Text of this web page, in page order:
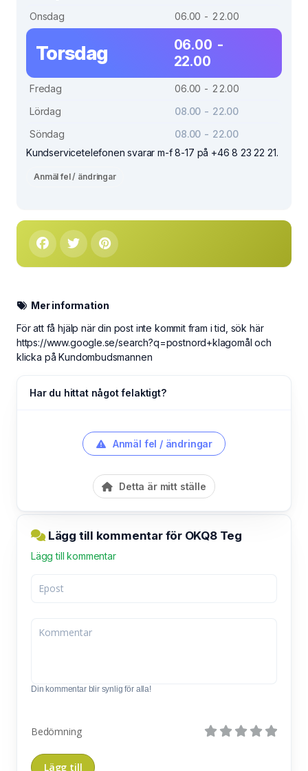
Onsdag
06.00 - 22.00
Torsdag
06.00 -
22.00
Fredag
06.00 - 22.00
Lördag
08.00 - 22.00
Söndag
08.00 - 22.00
Kundservicetelefonen svarar m-f 8-17 på +46 8 23 22 21.
Anmäl fel / ändringar
Mer information
För att få hjälp när din post inte kommit fram i tid, sök här
https://www.google.se/search?q=postnord+klagomål och
klicka på Kundombudsmannen
Har du hittat något felaktigt?
Anmäl fel / ändringar
Detta är mitt ställe
Lägg till kommentar för OKQ8 Teg
Lägg till kommentar
Din kommentar blir synlig för alla!
Bedömning